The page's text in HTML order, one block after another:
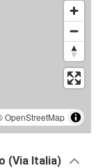
OpenStreetMap
(Via Italia)